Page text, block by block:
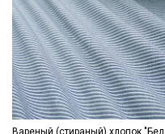
Вареный (стираный) хлопок